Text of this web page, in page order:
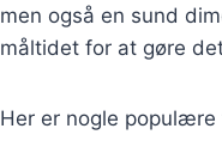
men også en sund
måltidet for at gøre
Her er nogle